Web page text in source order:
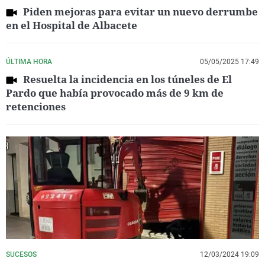
Piden mejoras para evitar un nuevo derrumbe
en el Hospital de Albacete
ÚLTIMA HORA 05/05/2025 17:49
Resuelta la incidencia en los túneles de El
Pardo que había provocado más de 9 km de
retenciones
SUCESOS 12/03/2024 19:09